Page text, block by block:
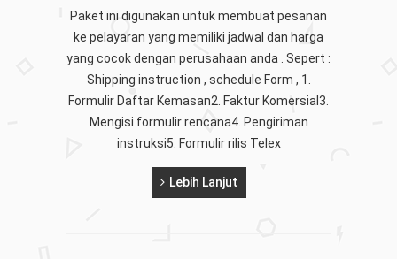
Paket ini digunakan untuk membuat pesanan
ke pelayaran yang memiliki jadwal dan harga
yang cocok dengan perusahaan anda . Sepert :
Shipping instruction , schedule Form , 1.
Formulir Daftar Kemasan2. Faktur Komersial3.
Mengisi formulir rencana4. Pengiriman
instruksi5. Formulir rilis Telex
Lebih Lanjut